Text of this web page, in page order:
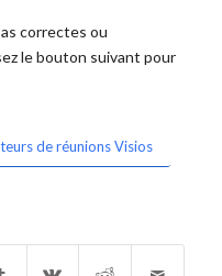
correctes ou
le bouton suivant pour
de réunions Visios